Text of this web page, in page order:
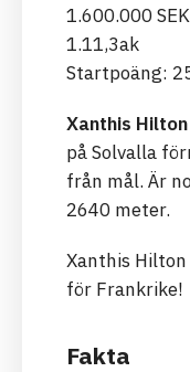
1.600.000 SEK
1.11,3ak
Startpoäng:
Xanthis Hilton
på Solvalla
från mål. Är
2640 meter.
Xanthis
för Frankrike!
Fakta